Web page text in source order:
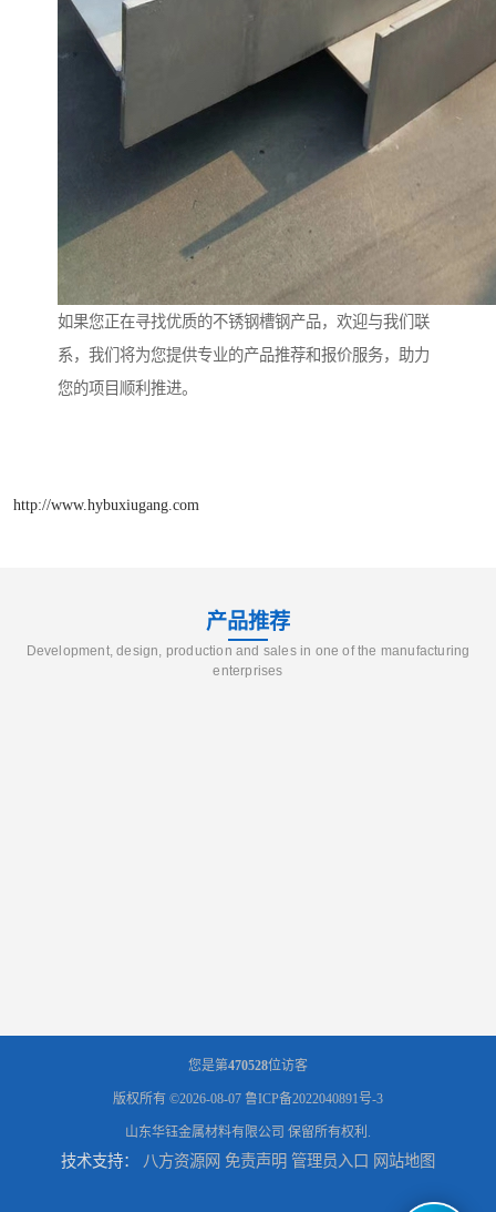
如果您正在寻找优质的不锈钢槽钢产品，欢迎与我们联
系，我们将为您提供专业的产品推荐和报价服务，助力
您的项目顺利推进。
http://www.hybuxiugang.com
产品推荐
Development, design, production and sales in one of the manufacturing
enterprises
您是第470528位访客
版权所有 ©2026-08-07 鲁ICP备2022040891号-3
山东华钰金属材料有限公司 保留所有权利.
技术支持： 八方资源网 免责声明 管理员入口 网站地图